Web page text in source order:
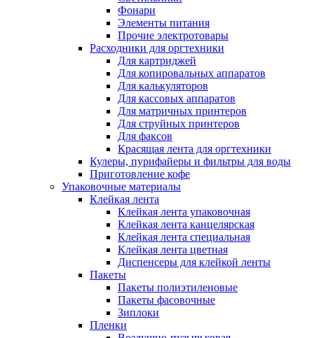
Фонари
Элементы питания
Прочие электротовары
Расходники для оргтехники
Для картриджей
Для копировальных аппаратов
Для калькуляторов
Для кассовых аппаратов
Для матричных принтеров
Для струйных принтеров
Для факсов
Красящая лента для оргтехники
Кулеры, пурифайеры и фильтры для воды
Приготовление кофе
Упаковочные материалы
Клейкая лента
Клейкая лента упаковочная
Клейкая лента канцелярская
Клейкая лента специальная
Клейкая лента цветная
Диспенсеры для клейкой ленты
Пакеты
Пакеты полиэтиленовые
Пакеты фасовочные
Зиплоки
Пленки